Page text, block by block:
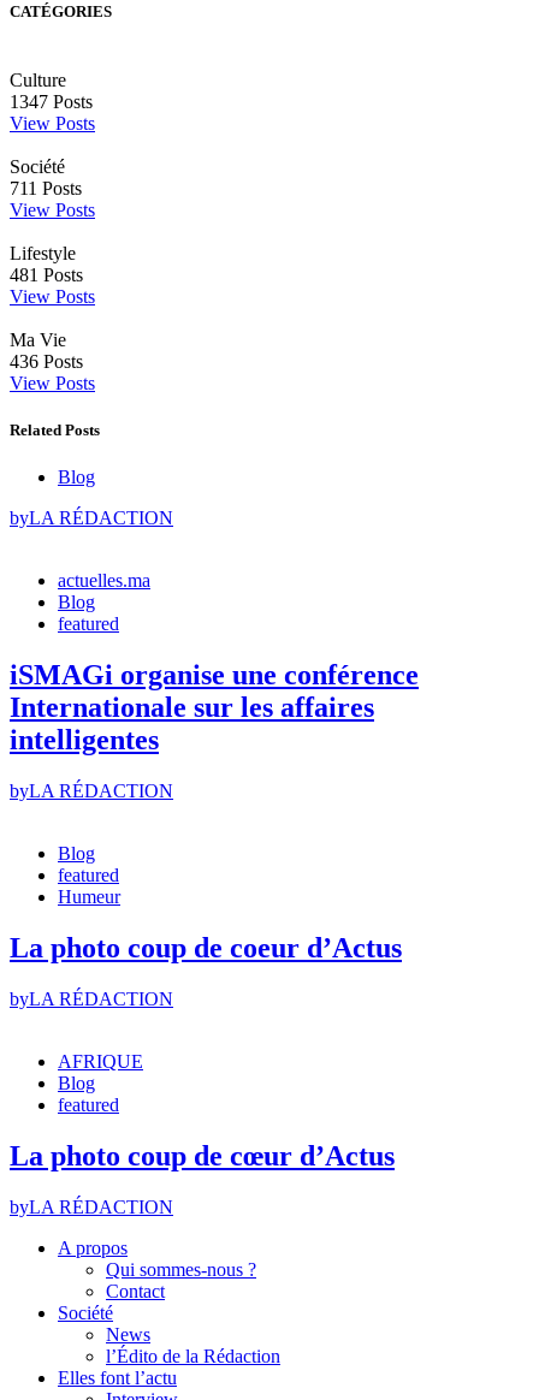
CATÉGORIES
Culture
1347 Posts
View Posts
Société
711 Posts
View Posts
Lifestyle
481 Posts
View Posts
Ma Vie
436 Posts
View Posts
Related Posts
Blog
byLA RÉDACTION
actuelles.ma
Blog
featured
iSMAGi organise une conférence
Internationale sur les affaires
intelligentes
byLA RÉDACTION
Blog
featured
Humeur
La photo coup de coeur d’Actus
byLA RÉDACTION
AFRIQUE
Blog
featured
La photo coup de cœur d’Actus
byLA RÉDACTION
A propos
Qui sommes-nous ?
Contact
Société
News
l’Édito de la Rédaction
Elles font l’actu